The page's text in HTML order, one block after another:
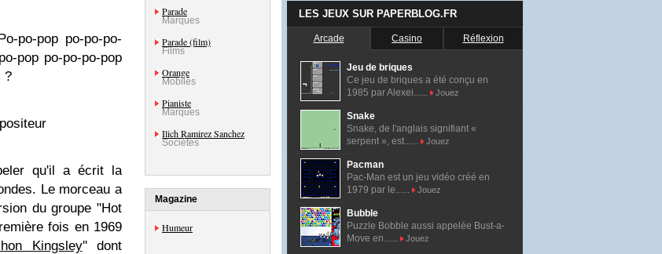
po-pop po-po-po-
pop po-po-po-pop
?
qu'il a écrit la
Le morceau a
du groupe "Hot
fois en 1969
Kingsley'' dont
Parade
Marques
Parade (film)
Films
Orange
Mobiles
Pianiste
Marques
Ilich Ramirez Sanchez
Sociétés
Magazine
Humeur
LES JEUX SUR PAPERBLOG.FR
Arcade Casino Réflexion
Jeu de briques
Ce jeu de briques a été conçu en
1985 par Alexei......
Jouez
Snake
Snake, de l'anglais signifiant «
serpent », est......
Jouez
Pacman
Pac-Man est un jeu vidéo créé en
1979 par le......
Jouez
Bubble
Puzzle Bobble aussi appelée Bust-a-
Move en......
Jouez